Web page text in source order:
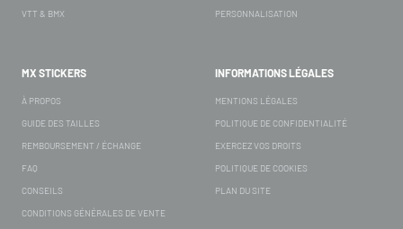
VTT & BMX PERSONNALISATION
MX STICKERS
À PROPOS
GUIDE DES TAILLES
REMBOURSEMENT / ÉCHANGE
FAQ
CONSEILS
CONDITIONS GÉNÉRALES DE VENTE
INFORMATIONS LÉGALES
MENTIONS LÉGALES
POLITIQUE DE CONFIDENTIALITÉ
EXERCEZ VOS DROITS
POLITIQUE DE COOKIES
PLAN DU SITE